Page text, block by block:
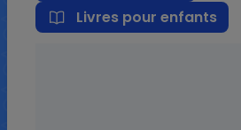
Livres pour enfants